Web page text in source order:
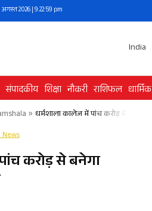
2026 | 9:23:00 pm
India
संपादकीय शिक्षा नौकरी राशिफल धार्मिक
» धर्मशाला कालेज में पांच करोड़ से बनेगा
News
करोड़ से बनेगा